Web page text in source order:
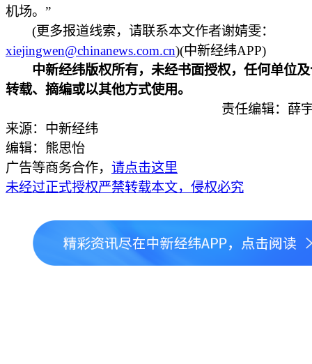
机场。”
(更多报道线索，请联系本文作者谢婧雯：
xiejingwen@chinanews.com.cn)(中新经纬APP)
中新经纬版权所有，未经书面授权，任何单位
转载、摘编或以其他方式使用。
责任编辑：薛
来源：中新经纬
编辑：熊思怡
广告等商务合作， 请点击这里
未经过正式授权严禁转载本文，侵权必究